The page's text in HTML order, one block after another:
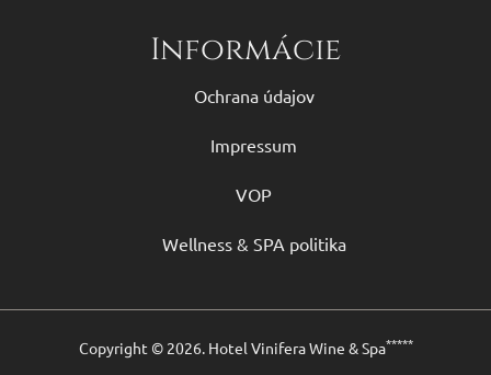
Informácie
Ochrana údajov
Impressum
VOP
Wellness & SPA politika
Copyright © 2026. Hotel Vinifera Wine & Spa*****